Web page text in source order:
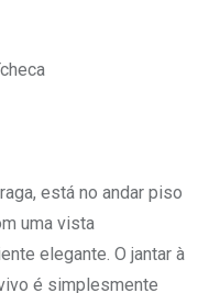
está no andar piso
uma vista
elegante. O jantar à
é simplesmente